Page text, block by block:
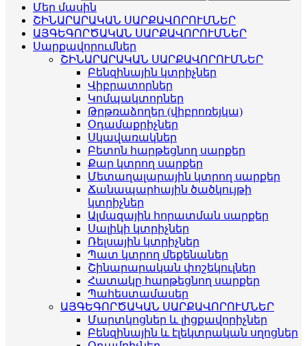
Մեր մասին
ՇԻՆԱՐԱՐԱԿԱՆ ՍԱՐՔԱՎՈՐՈՒՄՆԵՐ
ԱՅԳԵԳՈՐԾԱԿԱՆ ՍԱՐՔԱՎՈՐՈՒՄՆԵՐ
Սարքավորումներ
ՇԻՆԱՐԱՐԱԿԱՆ ՍԱՐՔԱՎՈՐՈՒՄՆԵՐ
Բենզինային կտրիչներ
Վիբրատորներ
Կոմպակտորներ
Թրթռաձողեր (վիբրոռեյկա)
Օդամաքրիչներ
Սկավառակներ
Բետոն հարթեցնող սարքեր
Քար կտրող սարքեր
Մետաղալարային կտրող սարքեր
Ճանապարհային ծածկույթի
կտրիչներ
Ալմազային հորատման սարքեր
Սալիկի կտրիչներ
Ռելսային կտրիչներ
Պատ կտրող մեքենաներ
Շինարարական փոշեկուլներ
Հատակը հարթեցնող սարքեր
Պահեստամասեր
ԱՅԳԵԳՈՐԾԱԿԱՆ ՍԱՐՔԱՎՈՐՈՒՄՆԵՐ
Մարտկոցներ և լիցքավորիչներ
Բենզինային և էլեկտրական սղոցներ